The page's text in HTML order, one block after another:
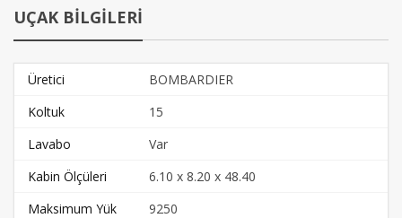
UÇAK BİLGİLERİ
Üretici
BOMBARDIER
Koltuk
15
Lavabo
Var
Kabin Ölçüleri
6.10 x 8.20 x 48.40
Maksimum Yük
9250